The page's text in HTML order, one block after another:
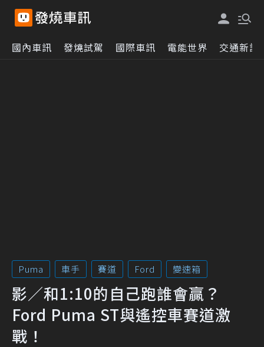
國內車訊 發燒試駕 國際車訊 電能世界 交通新訊
Puma 車手 賽道 Ford 變速箱
影／和1:10的自己跑誰會贏？
Ford Puma ST與遙控車賽道激
戰！